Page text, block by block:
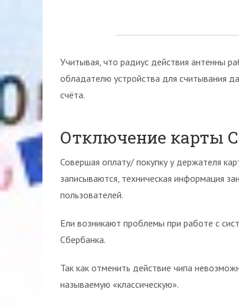
Учитывая, что радиус действия антенны
обладателю устройства для считывания
счёта.
Отключение карты
Совершая оплату/ покупку у держателя
записываются, техническая информация
пользователей.
Ели возникают проблемы при работе с
Сбербанка.
Так как отменить действие чипа
называемую «классическую».